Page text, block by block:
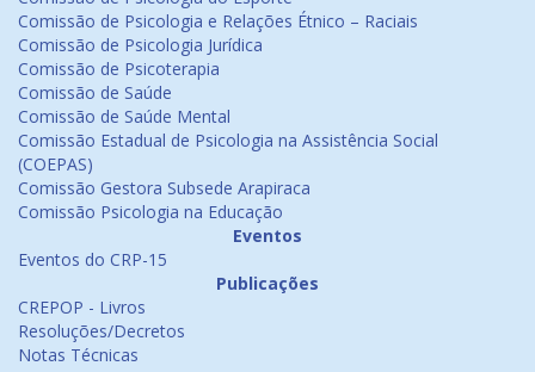
Comissão de Psicologia e Relações Étnico – Raciais
Comissão de Psicologia Jurídica
Comissão de Psicoterapia
Comissão de Saúde
Comissão de Saúde Mental
Comissão Estadual de Psicologia na Assistência Social
(COEPAS)
Comissão Gestora Subsede Arapiraca
Comissão Psicologia na Educação
Eventos
Eventos do CRP-15
Publicações
CREPOP - Livros
Resoluções/Decretos
Notas Técnicas